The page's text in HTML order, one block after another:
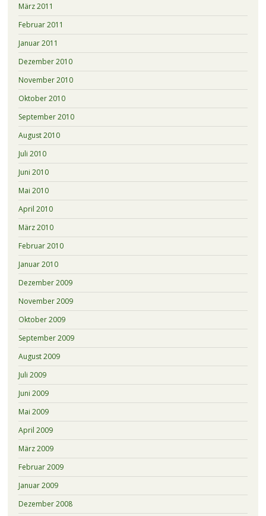
März 2011
Februar 2011
Januar 2011
Dezember 2010
November 2010
Oktober 2010
September 2010
August 2010
Juli 2010
Juni 2010
Mai 2010
April 2010
März 2010
Februar 2010
Januar 2010
Dezember 2009
November 2009
Oktober 2009
September 2009
August 2009
Juli 2009
Juni 2009
Mai 2009
April 2009
März 2009
Februar 2009
Januar 2009
Dezember 2008